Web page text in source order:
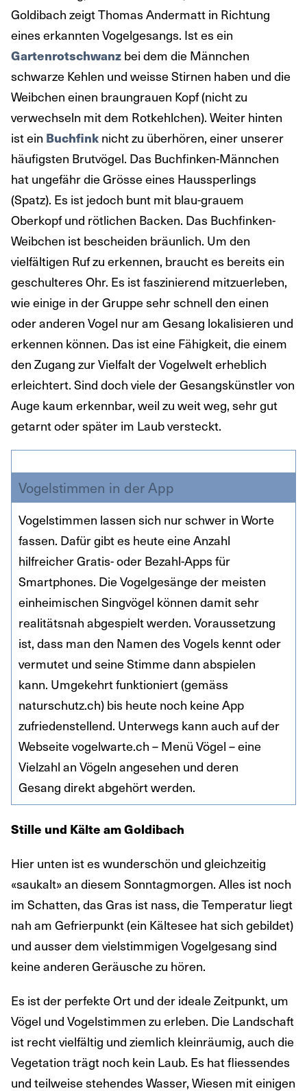
Goldibach zeigt Thomas Andermatt in Richtung
eines erkannten Vogelgesangs. Ist es ein
Gartenrotschwanz bei dem die Männchen
schwarze Kehlen und weisse Stirnen haben und die
Weibchen einen braungrauen Kopf (nicht zu
verwechseln mit dem Rotkehlchen). Weiter hinten
ist ein Buchfink nicht zu überhören, einer unserer
häufigsten Brutvögel. Das Buchfinken-Männchen
hat ungefähr die Grösse eines Haussperlings
(Spatz). Es ist jedoch bunt mit blau-grauem
Oberkopf und rötlichen Backen. Das Buchfinken-
Weibchen ist bescheiden bräunlich. Um den
vielfältigen Ruf zu erkennen, braucht es bereits ein
geschulteres Ohr. Es ist faszinierend mitzuerleben,
wie einige in der Gruppe sehr schnell den einen
oder anderen Vogel nur am Gesang lokalisieren und
erkennen können. Das ist eine Fähigkeit, die einem
den Zugang zur Vielfalt der Vogelwelt erheblich
erleichtert. Sind doch viele der Gesangskünstler von
Auge kaum erkennbar, weil zu weit weg, sehr gut
getarnt oder später im Laub versteckt.
Vogelstimmen in der App
Vogelstimmen lassen sich nur schwer in Worte
fassen. Dafür gibt es heute eine Anzahl
hilfreicher Gratis- oder Bezahl-Apps für
Smartphones. Die Vogelgesänge der meisten
einheimischen Singvögel können damit sehr
realitätsnah abgespielt werden. Voraussetzung
ist, dass man den Namen des Vogels kennt oder
vermutet und seine Stimme dann abspielen
kann. Umgekehrt funktioniert (gemäss
naturschutz.ch) bis heute noch keine App
zufriedenstellend. Unterwegs kann auch auf der
Webseite vogelwarte.ch – Menü Vögel – eine
Vielzahl an Vögeln angesehen und deren
Gesang direkt abgehört werden.
Stille und Kälte am Goldibach
Hier unten ist es wunderschön und gleichzeitig
«saukalt» an diesem Sonntagmorgen. Alles ist noch
im Schatten, das Gras ist nass, die Temperatur liegt
nah am Gefrierpunkt (ein Kältesee hat sich gebildet)
und ausser dem vielstimmigen Vogelgesang sind
keine anderen Geräusche zu hören.
Es ist der perfekte Ort und der ideale Zeitpunkt, um
Vögel und Vogelstimmen zu erleben. Die Landschaft
ist recht vielfältig und ziemlich kleinräumig, auch die
Vegetation trägt noch kein Laub. Es hat fliessendes
und teilweise stehendes Wasser, Wiesen mit einigen